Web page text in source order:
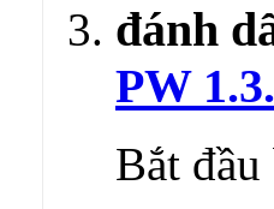
PW
Bắt